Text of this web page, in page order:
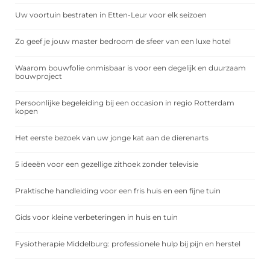
Uw voortuin bestraten in Etten-Leur voor elk seizoen
Zo geef je jouw master bedroom de sfeer van een luxe hotel
Waarom bouwfolie onmisbaar is voor een degelijk en duurzaam
bouwproject
Persoonlijke begeleiding bij een occasion in regio Rotterdam
kopen
Het eerste bezoek van uw jonge kat aan de dierenarts
5 ideeën voor een gezellige zithoek zonder televisie
Praktische handleiding voor een fris huis en een fijne tuin
Gids voor kleine verbeteringen in huis en tuin
Fysiotherapie Middelburg: professionele hulp bij pijn en herstel